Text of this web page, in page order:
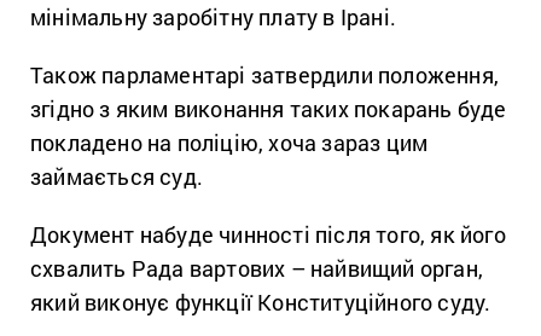
мінімальну заробітну плату в Ірані.
Також парламентарі затвердили положення,
згідно з яким виконання таких покарань буде
покладено на поліцію, хоча зараз цим
займається суд.
Документ набуде чинності після того, як його
схвалить Рада вартових – найвищий орган,
який виконує функції Конституційного суду.